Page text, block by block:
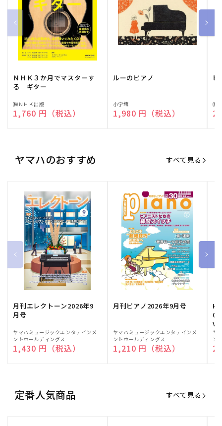
ＮＨＫ３か月でマスターす
る ギター
販
売
㈱ＮＨＫ出版
通常価格
1,760 円（税込）
ルーのピアノ
販
売
小学館
通常価格
1,980 円（税込）
ピ
販
売
㈱
ヤマハのおすすめ すべて見る
月刊エレクトーン2026年9
月号
販
売
元:
ヤマハミュージックエンタテインメ
ントホールディングス
通常価格
1,430 円（税込）
月刊ピアノ2026年9月号
販
売
元:
ヤマハミュージックエンタテインメ
ントホールディングス
通常価格
1,210 円（税込）
販
売
元:
ヤ
ン
定番人気商品 すべて見る